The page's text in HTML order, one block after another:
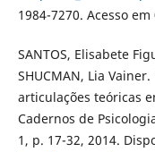
1984-7270. Acesso
SANTOS, Elisabete
SHUCMAN, Lia
articulações teóricas
Cadernos de
1, p. 17-32, 2014.